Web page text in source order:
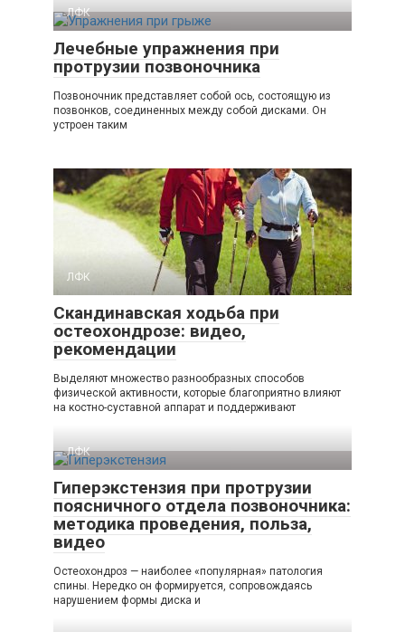
ЛФК
Лечебные упражнения при
протрузии позвоночника
Позвоночник представляет собой ось, состоящую из
позвонков, соединенных между собой дисками. Он
устроен таким
ЛФК
Скандинавская ходьба при
остеохондрозе: видео,
рекомендации
Выделяют множество разнообразных способов
физической активности, которые благоприятно влияют
на костно-суставной аппарат и поддерживают
ЛФК
Гиперэкстензия при протрузии
поясничного отдела позвоночника:
методика проведения, польза,
видео
Остеохондроз — наиболее «популярная» патология
спины. Нередко он формируется, сопровождаясь
нарушением формы диска и